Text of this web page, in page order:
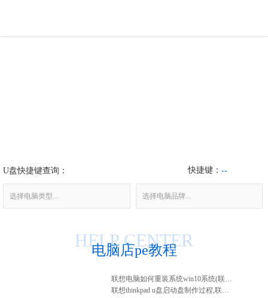
电脑问题
U盘快捷键查询：
选择电脑类型... 选择电脑品牌...
快捷键： --
电脑店pe教程
HELP CENTER
联想电脑如何重装系统win10系统(联想电脑怎么重装系统win10系统)
联想thinkpad u盘启动盘制作过程,联想笔记本u盘启动盘制作